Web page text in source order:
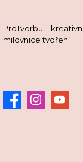
ProTvorbu –
milovnice tvoření